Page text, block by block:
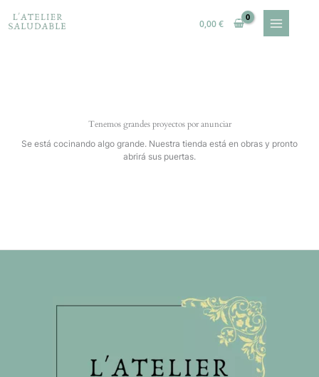
contenido
0,00€
Tenemos grandes proyectos por anunciar
Se está cocinando algo grande. Nuestra tienda está en obras y pronto
abrirá sus puertas.